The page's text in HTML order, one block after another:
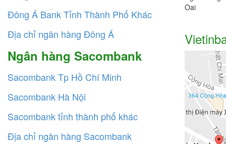
Đông Á Bank Tỉnh Thành Phố Khác
Địa chỉ ngân hàng Đông Á
Ngân hàng Sacombank
Sacombank Tp Hồ Chí Minh
Sacombank Hà Nội
Sacombank tỉnh thành phố khác
Địa chỉ ngân hàng Sacombank
Oai